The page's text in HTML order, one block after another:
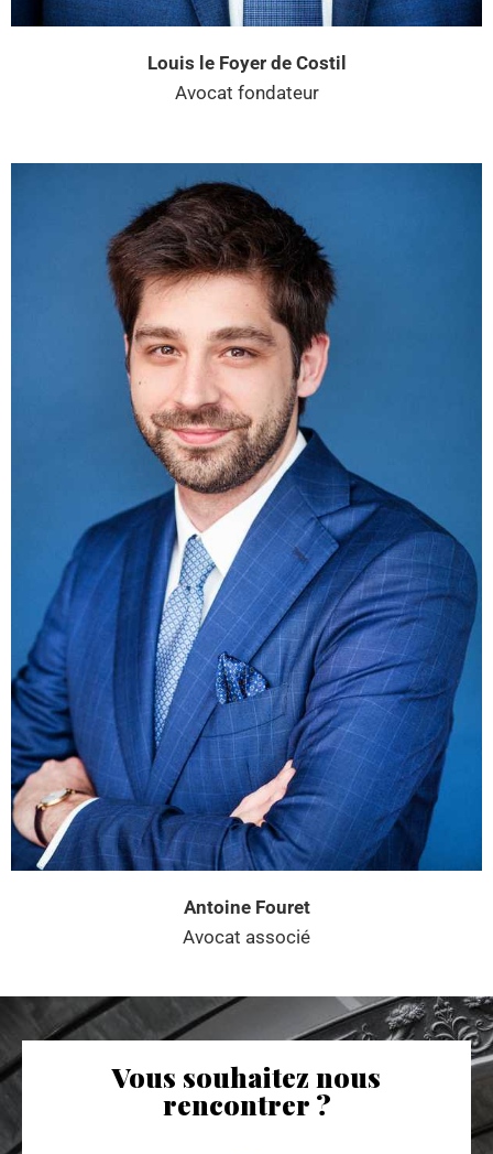
Louis le Foyer de Costil
Avocat fondateur
Antoine Fouret
Avocat associé
Vous souhaitez nous
rencontrer ?